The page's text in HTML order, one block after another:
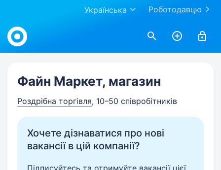
Роботодавцю
Українська
Work.ua
Файн Маркет, магазин
Роздрібна торгівля, 10–50 співробітників
Хочете дізнаватися про нові
вакансії в цій компанії?
Підписуйтесь та отримуйте вакансії цієї